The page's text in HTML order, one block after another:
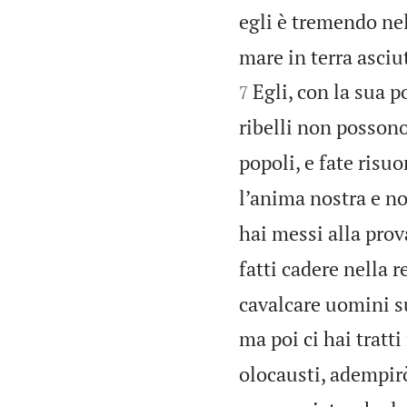
egli è tremendo
mare in terra
7 Egli, con la sua
ribelli non
popoli, e fate
l’anima nostra e
hai messi alla
fatti cadere nella
cavalcare uomini
ma poi ci hai
olocausti,